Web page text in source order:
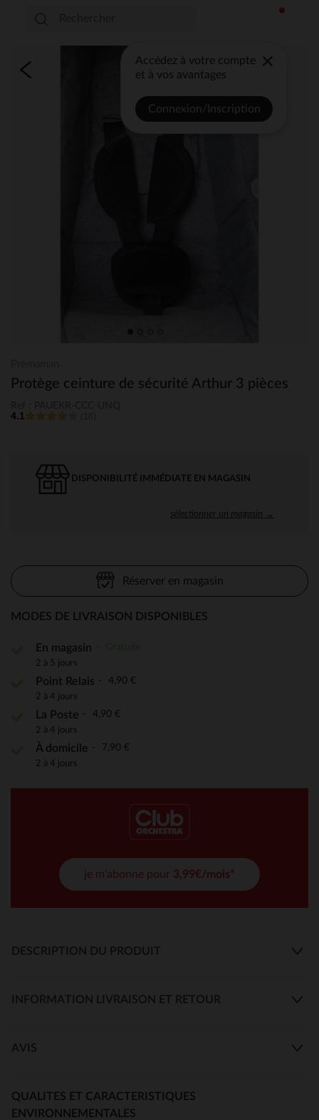
Accédez à votre compte
et à vos avantages
Connexion/Inscription
Protège ceinture de sécurité Arthur 3 pièces
4.1
DISPONIBILITÉ IMMÉDIATE EN MAGASIN
sélectionner un magasin →
Réserver en magasin
MODES DE LIVRAISON DISPONIBLES
En magasin
2 à 5 jours
Point Relais 4,90 €
2 à 4 jours
La Poste 4,90 €
2 à 4 jours
À domicile 7,90 €
2 à 4 jours
je m'abonne pour 3,99€/mois*
DESCRIPTION DU PRODUIT
INFORMATION LIVRAISON ET RETOUR
AVIS
QUALITES ET CARACTERISTIQUES
ENVIRONNEMENTALES